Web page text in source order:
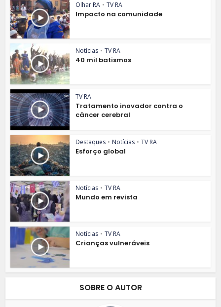
Olhar RA • TV RA
Impacto na comunidade
Notícias • TV RA
40 mil batismos
TV RA
Tratamento inovador contra o
câncer cerebral
Destaques • Notícias • TV RA
Esforço global
Notícias • TV RA
Mundo em revista
Notícias • TV RA
Crianças vulneráveis
SOBRE O AUTOR